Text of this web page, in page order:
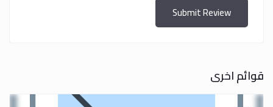
Submit Review
قوائم اخرى